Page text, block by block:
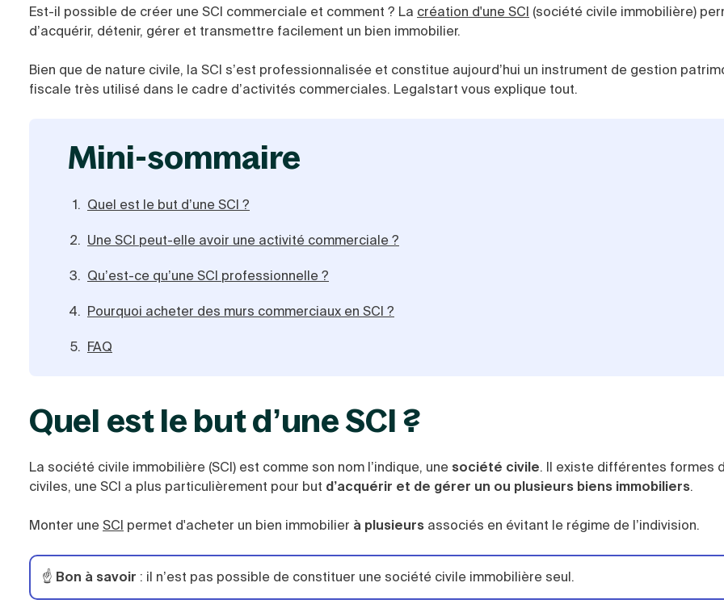
Est-il possible de créer une SCI commerciale et comment ? La création d'une SCI (société civile immobilière)
d’acquérir, détenir, gérer et transmettre facilement un bien immobilier.
Bien que de nature civile, la SCI s’est professionnalisée et constitue aujourd’hui un instrument de gestion
fiscale très utilisé dans le cadre d’activités commerciales. Legalstart vous explique tout.
mini-sommaire
Quel est le but d’une SCI ?
Une SCI peut-elle avoir une activité commerciale ?
Qu’est-ce qu’une SCI professionnelle ?
Pourquoi acheter des murs commerciaux en SCI ?
FAQ
Quel est le but d’une SCI ?
La société civile immobilière (SCI) est comme son nom l’indique, une société civile. Il existe différentes formes
civiles, une SCI a plus particulièrement pour but d’acquérir et de gérer un ou plusieurs biens immobiliers.
Monter uneSCI permet d'acheter un bien immobilier à plusieurs associés en évitant le régime de l’indivision.
☝️ Bon à savoir : il n’est pas possible de constituer une société civile immobilière seul.